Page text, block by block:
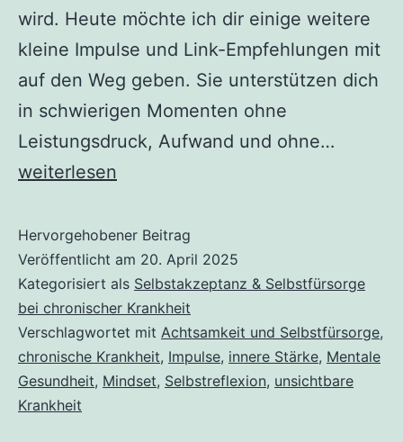
wird. Heute möchte ich dir einige weitere
kleine Impulse und Link-Empfehlungen mit
auf den Weg geben. Sie unterstützen dich
in schwierigen Momenten ohne
Leistungsdruck, Aufwand und ohne…
Stärkende
für
Menschen
mit
unsichtbarer
Erkrankung
weiterlesen
Hervorgehobener Beitrag
Veröffentlicht am 20. April 2025
Kategorisiert als Selbstakzeptanz & Selbstfürsorge
bei chronischer Krankheit
Verschlagwortet mit Achtsamkeit und Selbstfürsorge,
chronische Krankheit, Impulse, innere Stärke, Mentale
Gesundheit, Mindset, Selbstreflexion, unsichtbare
Krankheit